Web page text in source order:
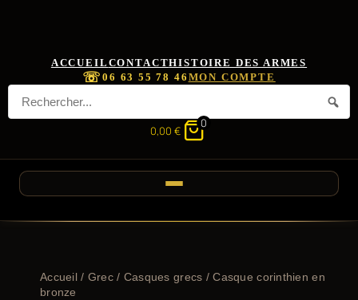
ACCUEIL CONTACTHISTOIRE DES ARMES
☏06 63 55 78 46 MON COMPTE
0,00 €
0
Accueil/ Grec/ Casques grecs / Casque corinthien en
bronze